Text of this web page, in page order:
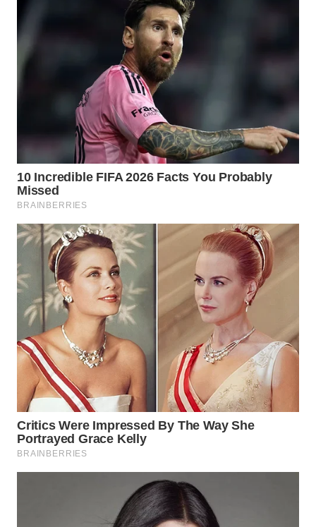
SUBANG
WN
PURWAKARTA
WN
PRIANGAN
TIMUR
WN
SEMARANG
WN
SOLO
WN
BOROBUDUR
MADURA